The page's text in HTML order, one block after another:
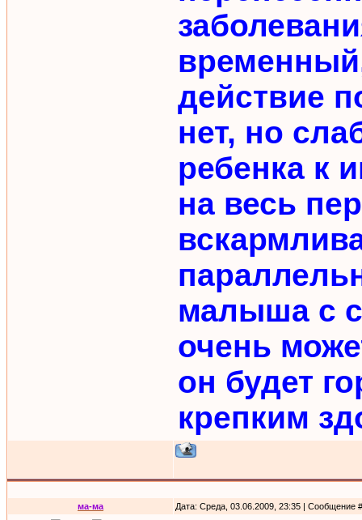
действие
нет, но
ребенка к
на весь
малыша с
очень
он будет
крепким
ма-ма Дата: Среда, 03.06.2009, 23:35 | Сообщение